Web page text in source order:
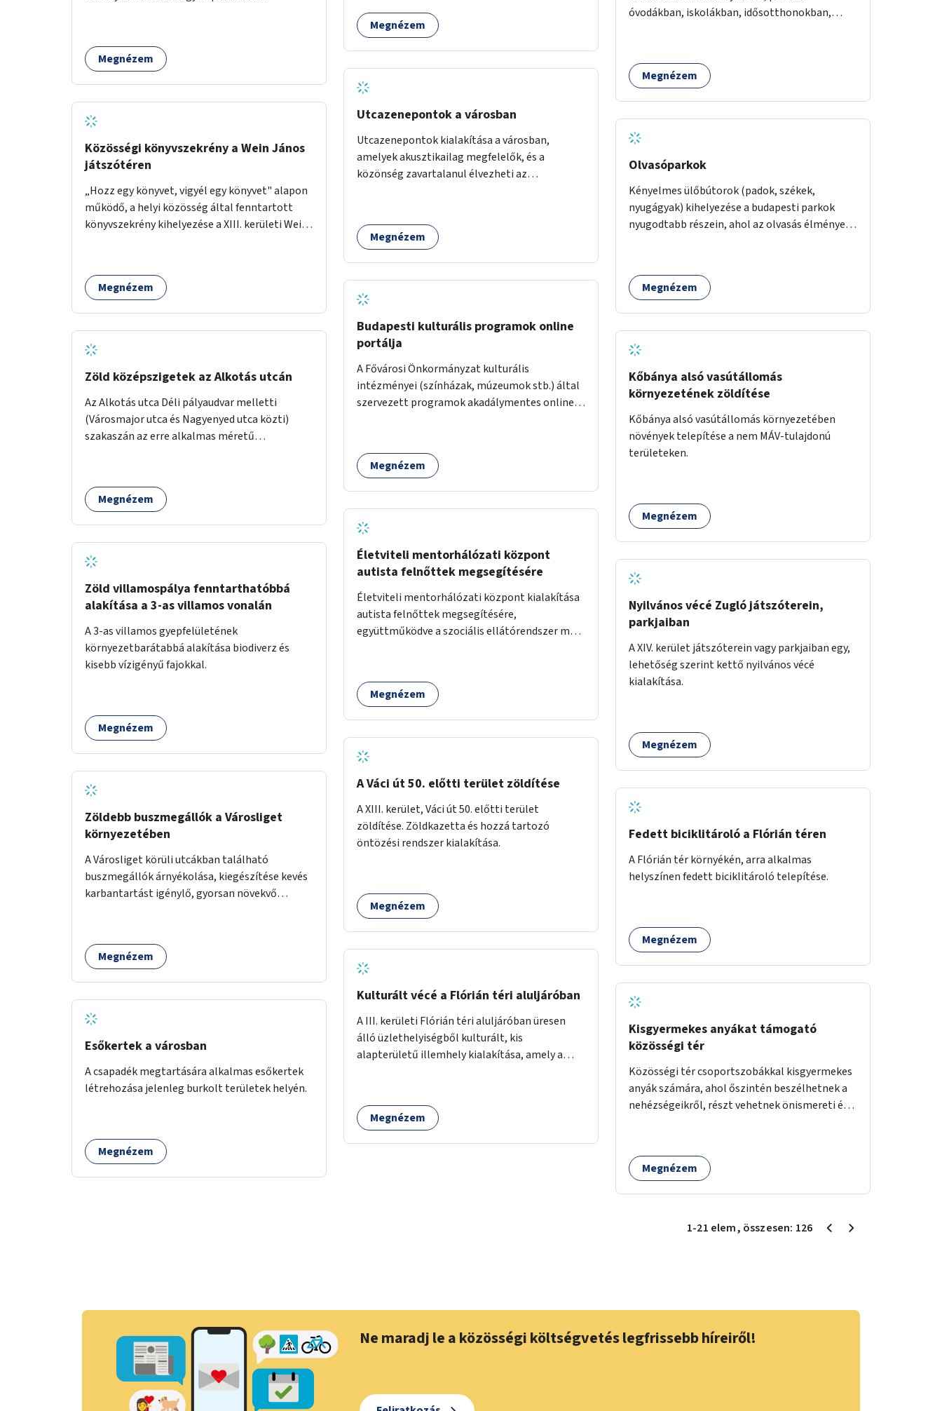
figyelembevételével.
Megnézem
Közösségi könyvszekrény a Wein János
játszótéren
„Hozz egy könyvet, vigyél egy könyvet" alapon
működő, a helyi közösség által fenntartott
könyvszekrény kihelyezése a XIII. kerületi Wein
Megnézem
Zöld középszigetek az Alkotás utcán
Az Alkotás utca Déli pályaudvar melletti
(Városmajor utca és Nagyenyed utca közti)
szakaszán az erre alkalmas méretű
Megnézem
Zöld villamospálya fenntarthatóbbá
alakítása a 3-as villamos vonalán
A 3-as villamos gyepfelületének
környezetbarátabbá alakítása biodiverz és
kisebb vízigényű fajokkal.
Megnézem
Zöldebb buszmegállók a Városliget
környezetében
A Városliget körüli utcákban található
buszmegállók árnyékolása, kiegészítése kevés
karbantartást igénylő, gyorsan növekvő
Megnézem
Esőkertek a városban
A csapadék megtartására alkalmas esőkertek
létrehozása jelenleg burkolt területek helyén.
Megnézem
Megnézem
Utcazenepontok a városban
Utcazenepontok kialakítása a városban,
amelyek akusztikailag megfelelők, és a
közönség zavartalanul élvezheti az
Megnézem
Budapesti kulturális programok online
portálja
A Fővárosi Önkormányzat kulturális
intézményei (színházak, múzeumok stb.) által
szervezett programok akadálymentes online
tartalommal.
Megnézem
Életviteli mentorhálózati központ
autista felnőttek megsegítésére
Életviteli mentorhálózati központ kialakítása
autista felnőttek megsegítésére,
együttműködve a szociális ellátórendszer más
Megnézem
A Váci út 50. előtti terület zöldítése
A XIII. kerület, Váci út 50. előtti terület
zöldítése. Zöldkazetta és hozzá tartozó
öntözési rendszer kialakítása.
Megnézem
Kulturált vécé a Flórián téri aluljáróban
A III. kerületi Flórián téri aluljáróban üresen
álló üzlethelyiségből kulturált, kis
alapterületű illemhely kialakítása, amely a
Megnézem
óvodákban, iskolákban, idősotthonokban,
Megnézem
Olvasóparkok
Kényelmes ülőbútorok (padok, székek,
nyugágyak) kihelyezése a budapesti parkok
nyugodtabb részein, ahol az olvasás élménye
valamint könyvcserepolcokkal kiegészítve ezek
a terek lehetőséget adnának a kikapcsolódásra,
Megnézem
Kőbánya alsó vasútállomás
környezetének zöldítése
Kőbánya alsó vasútállomás környezetében
növények telepítése a nem MÁV-tulajdonú
területeken.
Megnézem
Nyilvános vécé Zugló játszóterein,
parkjaiban
A XIV. kerület játszóterein vagy parkjaiban egy,
lehetőség szerint kettő nyilvános vécé
kialakítása.
Megnézem
Fedett biciklitároló a Flórián téren
A Flórián tér környékén, arra alkalmas
helyszínen fedett biciklitároló telepítése.
Megnézem
Kisgyermekes anyákat támogató
közösségi tér
Közösségi tér csoportszobákkal kisgyermekes
anyák számára, ahol őszintén beszélhetnek a
nehézségeikről, részt vehetnek önismereti és
biztonságban játszhatnak.
Megnézem
1-21 elem, összesen: 126
Ne maradj le a közösségi költségvetés legfrissebb híreiről!